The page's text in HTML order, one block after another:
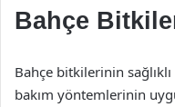
Bahçe
Bahçe bitkilerinin
bakım yöntemlerinin